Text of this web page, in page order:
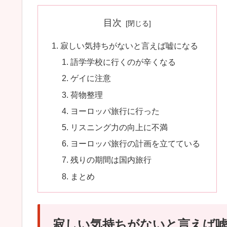
目次
寂しい気持ちがないと言えば嘘になる
語学学校に行くのが辛くなる
ゲイに注意
荷物整理
ヨーロッパ旅行に行った
リスニング力の向上に不満
ヨーロッパ旅行の計画を立てている
残りの期間は国内旅行
まとめ
寂しい気持ちがないと言えば